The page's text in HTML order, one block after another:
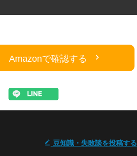
Amazonで確認する
豆知識・失敗談を投稿する